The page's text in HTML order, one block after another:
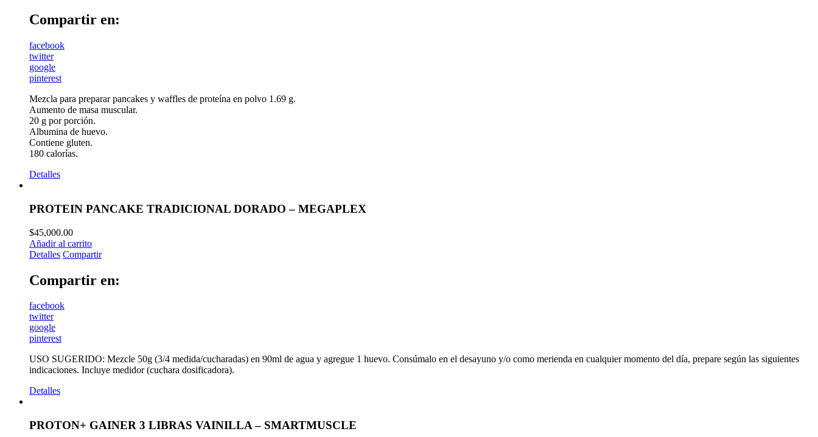
Compartir en:
facebook
twitter
google
pinterest
Mezcla para preparar pancakes y waffles de proteína en polvo 1.69 g.
Aumento de masa muscular.
20 g por porción.
Albumina de huevo.
Contiene gluten.
180 calorías.
Detalles
PROTEIN PANCAKE TRADICIONAL DORADO – MEGAPLEX
$45,000.00
Añadir al carrito
Detalles Compartir
Compartir en:
facebook
twitter
google
pinterest
USO SUGERIDO: Mezcle 50g (3/4 medida/cucharadas) en 90ml de agua y agregue 1 huevo. Consúmalo en el desayuno y/o como merienda en cualquier momento del día, prepare según las siguientes
indicaciones. Incluye medidor (cuchara dosificadora).
Detalles
PROTON+ GAINER 3 LIBRAS VAINILLA – SMARTMUSCLE